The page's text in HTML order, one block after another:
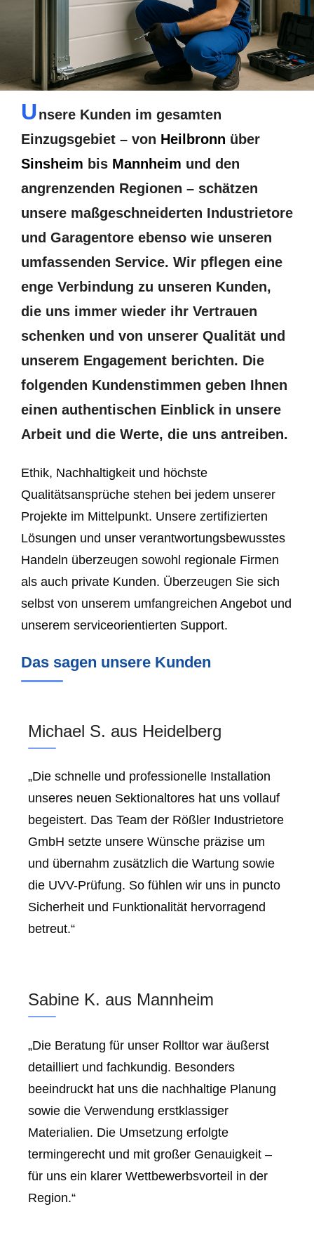
Unsere Kunden im gesamten
Einzugsgebiet – von Heilbronn über
Sinsheim bis Mannheim und den
angrenzenden Regionen – schätzen
unsere maßgeschneiderten Industrietore
und Garagentore ebenso wie unseren
umfassenden Service. Wir pflegen eine
enge Verbindung zu unseren Kunden,
die uns immer wieder ihr Vertrauen
schenken und von unserer Qualität und
unserem Engagement berichten. Die
folgenden Kundenstimmen geben Ihnen
einen authentischen Einblick in unsere
Arbeit und die Werte, die uns antreiben.
Ethik, Nachhaltigkeit und höchste
Qualitätsansprüche stehen bei jedem unserer
Projekte im Mittelpunkt. Unsere zertifizierten
Lösungen und unser verantwortungsbewusstes
Handeln überzeugen sowohl regionale Firmen
als auch private Kunden. Überzeugen Sie sich
selbst von unserem umfangreichen Angebot und
unserem serviceorientierten Support.
Das sagen unsere Kunden
Michael S. aus Heidelberg
„Die schnelle und professionelle Installation
unseres neuen Sektionaltores hat uns vollauf
begeistert. Das Team der Rößler Industrietore
GmbH setzte unsere Wünsche präzise um
und übernahm zusätzlich die Wartung sowie
die UVV-Prüfung. So fühlen wir uns in puncto
Sicherheit und Funktionalität hervorragend
betreut.“
Sabine K. aus Mannheim
„Die Beratung für unser Rolltor war äußerst
detailliert und fachkundig. Besonders
beeindruckt hat uns die nachhaltige Planung
sowie die Verwendung erstklassiger
Materialien. Die Umsetzung erfolgte
termingerecht und mit großer Genauigkeit –
für uns ein klarer Wettbewerbsvorteil in der
Region.“